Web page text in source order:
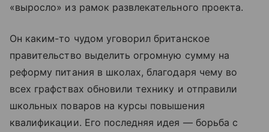
«выросло» из рамок развлекательного проекта.
Он каким-то чудом уговорил британское
правительство выделить огромную сумму на
реформу питания в школах, благодаря чему во
всех графствах обновили технику и отправили
школьных поваров на курсы повышения
квалификации. Его последняя идея — борьба с